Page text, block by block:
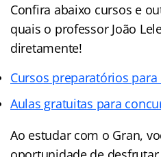
Confira abaixo cursos e
quais o professor João
diretamente!
Cursos preparatórios
Aulas gratuitas para
Ao estudar com o Gran,